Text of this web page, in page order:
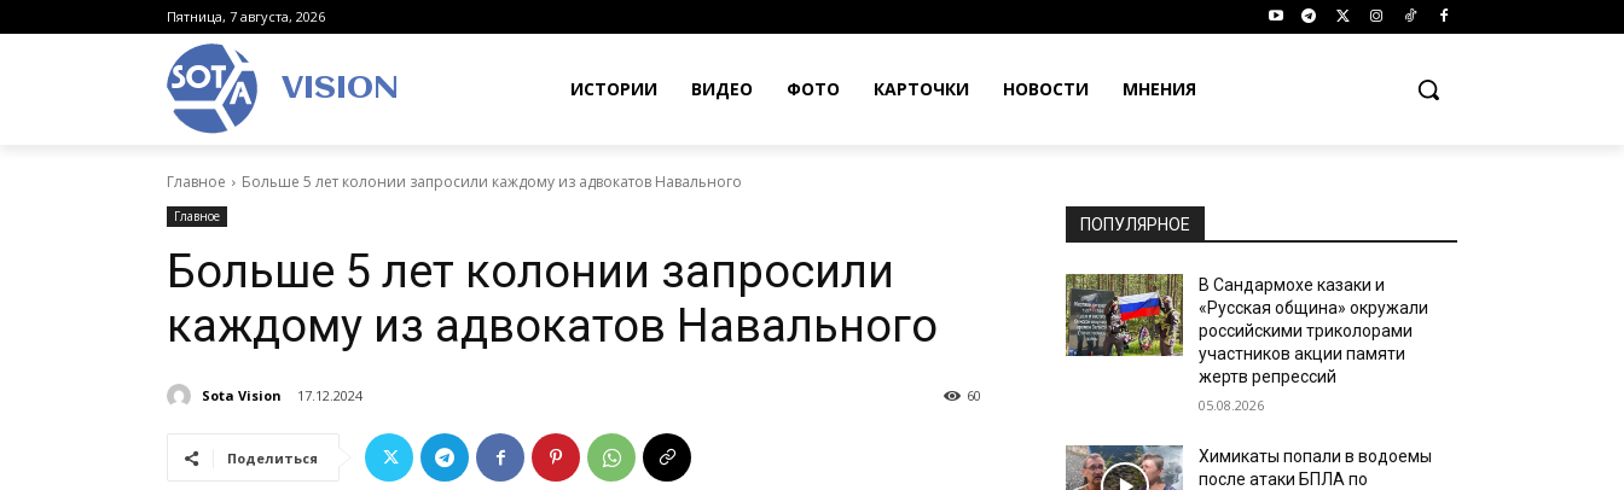
Пятница, 7 августа, 2026
VISION ИСТОРИИ ВИДЕО ФОТО КАРТОЧКИ НОВОСТИ МНЕНИЯ
Главное Больше 5 лет колонии запросили каждому из адвокатов Навального
Главное
Больше 5 лет колонии запросили
каждому из адвокатов Навального
Sota Vision 17.12.2024 60
Поделиться
ПОПУЛЯРНОЕ
В Сандармохе казаки и
«Русская община» окружали
российскими триколорами
участников акции памяти
жертв репрессий
05.08.2026
Химикаты попали в водоемы
после атаки БПЛА по